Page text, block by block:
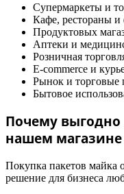
Супермаркеты и
Кафе, рестораны и
Продуктовых
Аптеки и
Розничная
E-commerce и
Рынок и торговые
Бытовое
Почему
нашем магазине
Покупка пакетов майка
решение для бизнеса